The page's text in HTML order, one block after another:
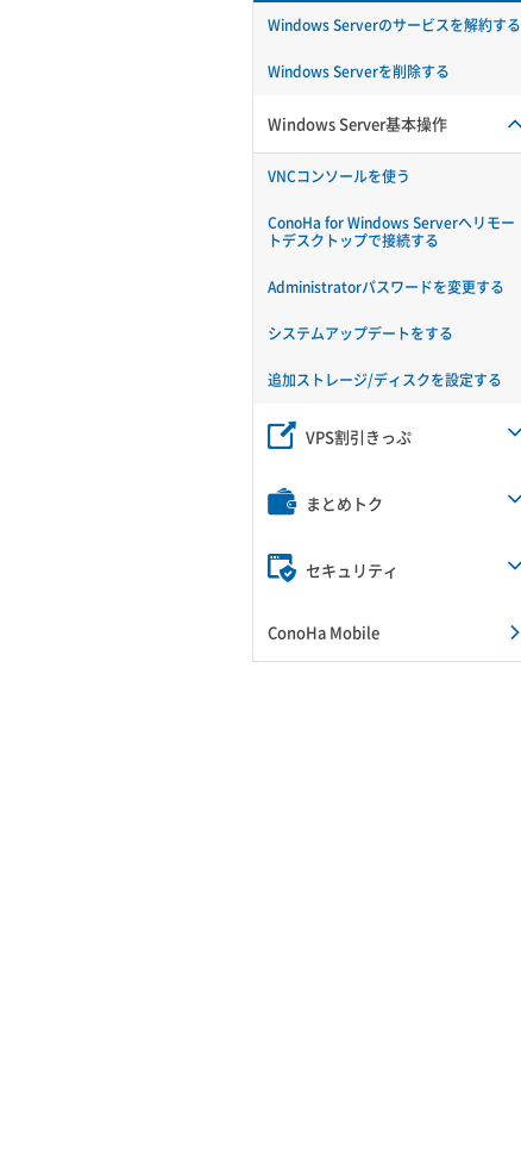
Windows Serverのサービスを解約する
Windows Serverを削除する
Windows Server基本操作
VNCコンソールを使う
ConoHa for Windows Serverへリモー
トデスクトップで接続する
Administratorパスワードを変更する
システムアップデートをする
追加ストレージ/ディスクを設定する
VPS割引きっぷ
まとめトク
セキュリティ
ConoHa Mobile